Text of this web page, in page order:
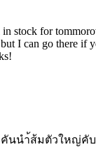
stock for
I can go there if
คันนำ้ส้มตัวใหญ่คั